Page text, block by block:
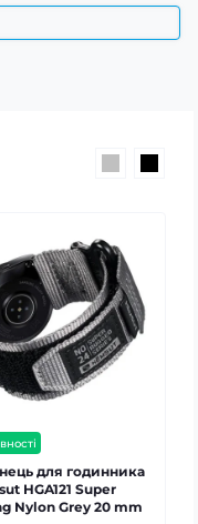
для годинника
HGA121 Super
Nylon Grey 20 mm